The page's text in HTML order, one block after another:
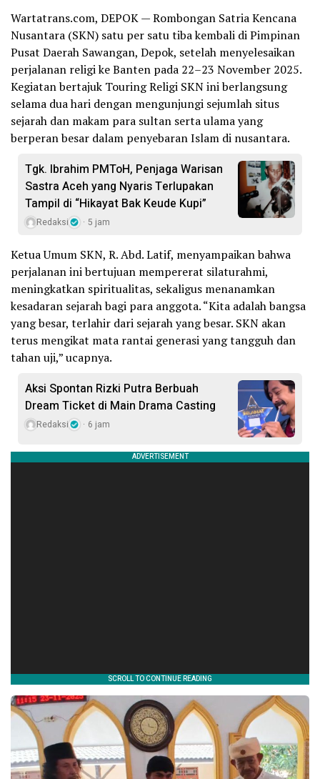
Wartatrans.com, DEPOK — Rombongan Satria Kencana
Nusantara (SKN) satu per satu tiba kembali di Pimpinan
Pusat Daerah Sawangan, Depok, setelah menyelesaikan
perjalanan religi ke Banten pada 22–23 November 2025.
Kegiatan bertajuk Touring Religi SKN ini berlangsung
selama dua hari dengan mengunjungi sejumlah situs
sejarah dan makam para sultan serta ulama yang
berperan besar dalam penyebaran Islam di nusantara.
Tgk. Ibrahim PMToH, Penjaga Warisan
Sastra Aceh yang Nyaris Terlupakan
Tampil di “Hikayat Bak Keude Kupi”
Redaksi 5 jam
Ketua Umum SKN, R. Abd. Latif, menyampaikan bahwa
perjalanan ini bertujuan mempererat silaturahmi,
meningkatkan spiritualitas, sekaligus menanamkan
kesadaran sejarah bagi para anggota. “Kita adalah bangsa
yang besar, terlahir dari sejarah yang besar. SKN akan
terus mengikat mata rantai generasi yang tangguh dan
tahan uji,” ucapnya.
Aksi Spontan Rizki Putra Berbuah
Dream Ticket di Main Drama Casting
Redaksi 6 jam